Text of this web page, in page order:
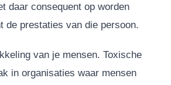
daar consequent op worden
de prestaties van die persoon.
van je mensen. Toxische
in organisaties waar mensen